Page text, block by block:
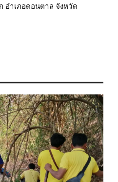
อำเภอดอนตาล จังหวัด